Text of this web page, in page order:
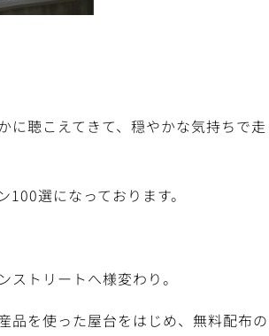
に聴こえてきて、穏やかな気持ちで走
選になっております。
トリートへ様変わり。
品を使った屋台をはじめ、無料配布の